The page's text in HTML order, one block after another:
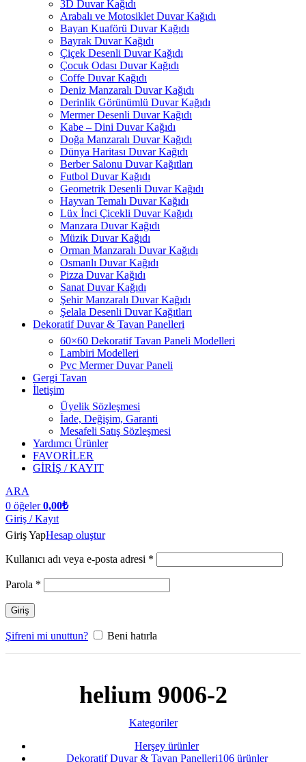
3D Duvar Kağıdı
Arabalı ve Motosiklet Duvar Kağıdı
Bayan Kuaförü Duvar Kağıdı
Bayrak Duvar Kağıdı
Çiçek Desenli Duvar Kağıdı
Çocuk Odası Duvar Kağıdı
Coffe Duvar Kağıdı
Deniz Manzaralı Duvar Kağıdı
Derinlik Görünümlü Duvar Kağıdı
Mermer Desenli Duvar Kağıdı
Kabe – Dini Duvar Kağıdı
Doğa Manzaralı Duvar Kağıdı
Dünya Haritası Duvar Kağıdı
Berber Salonu Duvar Kağıtları
Futbol Duvar Kağıdı
Geometrik Desenli Duvar Kağıdı
Hayvan Temalı Duvar Kağıdı
Lüx İnci Çicekli Duvar Kağıdı
Manzara Duvar Kağıdı
Müzik Duvar Kağıdı
Orman Manzaralı Duvar Kağıdı
Osmanlı Duvar Kağıdı
Pizza Duvar Kağıdı
Sanat Duvar Kağıdı
Şehir Manzaralı Duvar Kağıdı
Şelala Desenli Duvar Kağıtları
Dekoratif Duvar & Tavan Panelleri
60×60 Dekoratif Tavan Paneli Modelleri
Lambiri Modelleri
Pvc Mermer Duvar Paneli
Gergi Tavan
İletişim
Üyelik Sözleşmesi
İade, Değişim, Garanti
Mesafeli Satış Sözleşmesi
Yardımcı Ürünler
FAVORİLER
GİRİŞ / KAYIT
ARA
0 öğeler 0,00₺
Giriş / Kayıt
Giriş YapHesap oluştur
Kullanıcı adı veya e-posta adresi *
Parola *
Giriş
Şifreni mi unuttun? Beni hatırla
helium 9006-2
Kategoriler
Herşey ürünler
Dekoratif Duvar & Tavan Panelleri106 ürünler